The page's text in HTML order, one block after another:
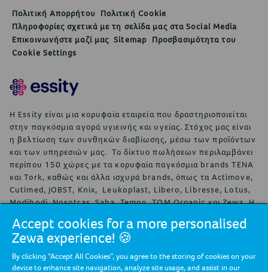
Πολιτική Απορρήτου
Πολιτική Cookie
Πληροφορίες σχετικά με τη σελίδα μας στα Social Media
Επικοινωνήστε μαζί μας Sitemap Προσβασιμότητα του
Cookie Settings
Η Essity είναι μια κορυφαία εταιρεία που δραστηριοποιείται
στην παγκόσμια αγορά υγιεινής και υγείας. Στόχος μας είναι
η βελτίωση των συνθηκών διαβίωσης, μέσω των προϊόντων
και των υπηρεσιών μας. Το δίκτυο πωλήσεων περιλαμβάνει
περίπου 150 χώρες με τα κορυφαία παγκόσμια brands TENA
και Tork, καθώς και άλλα ισχυρά brands, όπως τα Actimove,
Cutimed, JOBST, Knix, Leukoplast, Libero, Libresse, Lotus,
Modibodi, Nosotras, Saba, Tempo, TOM Organic και Zewa. Η
πωλήσεις ανήλθαν το 2024 σε περίπου 146 δις σουηδικές
κορώνες (13 δις ευρώ). Η έδρα της εταιρείας είναι στη
Στοκχόλμη της Σουηδίας και η Essity είναι εισηγμένη στο
χρηματιστήριο της Στοκχόλμης Nasdaq Stockholm. Η Essity
Accept cookies for a more personalised
Zewa experience! 🍪
By clicking “Accept All Cookies”, you agree to the storing of cookies on your
device to enhance site navigation, analyze site usage, and assist in our